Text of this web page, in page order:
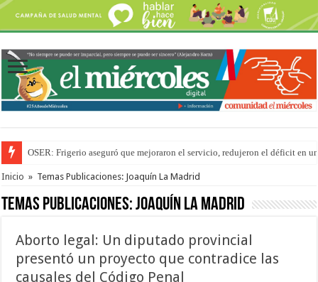
Por primera vez hicieron una cirugía de reconstrucción torácica en el
Inicio » Temas Publicaciones: Joaquín La Madrid
Temas Publicaciones:Joaquín La Madrid
Aborto legal: Un diputado provincial
presentó un proyecto que contradice las
causales del Código Penal